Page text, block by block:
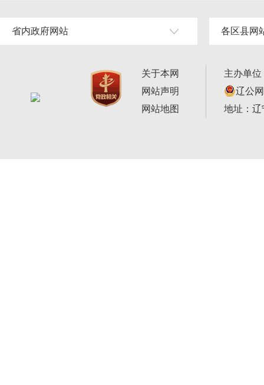
省内政府网站 各区县网
关于本网
网站声明
网站地图
主办单
辽公
地址：辽